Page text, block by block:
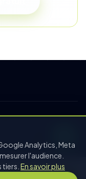
Analytics, Meta
l'audience.
En savoir plus